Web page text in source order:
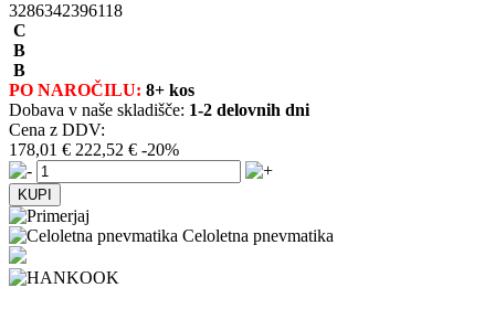
3286342396118
C
B
B
PO NAROČILU: 8+ kos
Dobava v naše skladišče: 1-2 delovnih dni
Cena z DDV:
178,01 € 222,52 € -20%
Celoletna pnevmatika